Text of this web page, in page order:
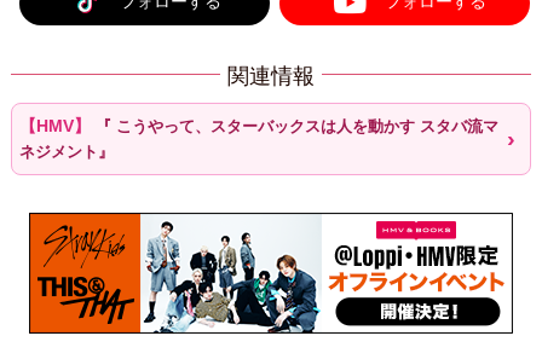
関連情報
『 こうやって、スターバックスは人を動かす スタバ流マ
ネジメント』